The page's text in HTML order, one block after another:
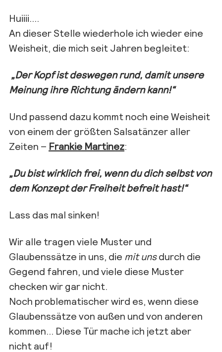
Huiiii….
An dieser Stelle wiederhole ich wieder eine
Weisheit, die mich seit Jahren begleitet:
„Der Kopf ist deswegen rund, damit unsere
Meinung ihre Richtung ändern kann!“
Und passend dazu kommt noch eine Weisheit
von einem der größten Salsatänzer aller
Zeiten – Frankie Martinez:
„Du bist wirklich frei, wenn du dich selbst von
dem Konzept der Freiheit befreit hast!“
Lass das mal sinken!
Wir alle tragen viele Muster und
Glaubenssätze in uns, die mit unsdurch die
Gegend fahren, und viele diese Muster
checken wir gar nicht.
Noch problematischer wird es, wenn diese
Glaubenssätze von außen und von anderen
kommen… Diese Tür mache ich jetzt aber
nicht auf!